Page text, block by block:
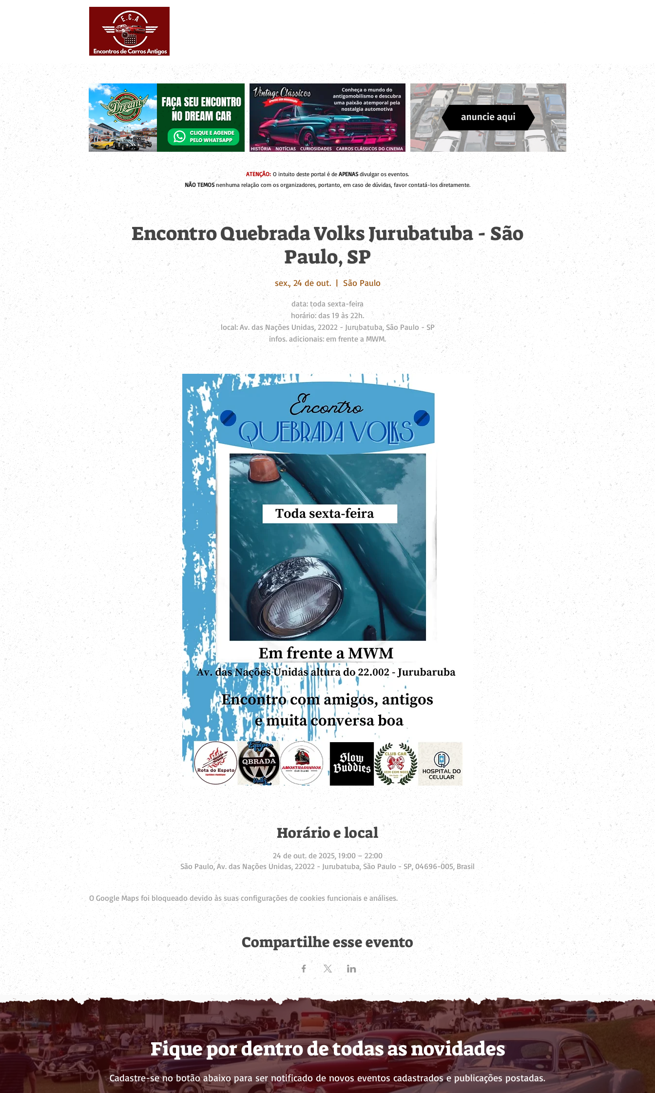
ATENÇÃO: O intuito deste portal é deAPENASdivulgar os eventos.
NÃO TEMOSnenhuma relação com os organizadores, portanto, em caso de dúvidas, favor contatá-los diretamente.
Encontro Quebrada Volks Jurubatuba - São
Paulo, SP
sex., 24 de out.
  |
São Paulo
data: toda sexta-feira
horário: das 19 às 22h.
local: Av. das Nações Unidas, 22022 - Jurubatuba, São Paulo - SP
infos. adicionais: em frente a MWM.
Horário e local
24 de out. de 2025, 19:00 – 22:00
São Paulo, Av. das Nações Unidas, 22022 - Jurubatuba, São Paulo - SP, 04696-005, Brasil
O Google Maps foi bloqueado devido às suas configurações de cookies funcionais e análises.
Compartilhe esse evento
Cadastre-se no botão abaixo para ser notificado de novos eventos cadastrados e publicações postadas.
Fique por dentro de todas as novidades